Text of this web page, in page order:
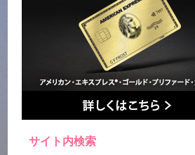
サイト内検索